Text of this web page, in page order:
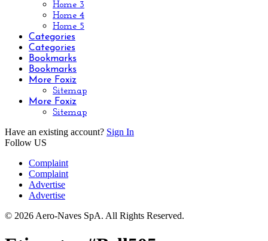
Home 3
Home 4
Home 5
Categories
Categories
Bookmarks
Bookmarks
More Foxiz
Sitemap
More Foxiz
Sitemap
Have an existing account? Sign In
Follow US
Complaint
Complaint
Advertise
Advertise
© 2026 Aero-Naves SpA. All Rights Reserved.